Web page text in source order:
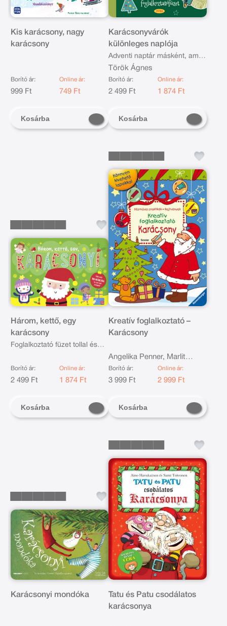
Kis karácsony, nagy
karácsony
Borító ár:
999 Ft
Online ár:
749 Ft
Kosárba
Karácsonyvárók
különleges naplója
Adventi naptár másként, amit
tudni szeretnél a
karácsonyról, és még annál is
több
Török Ágnes
Borító ár:
2 499 Ft
Online ár:
1 874 Ft
Kosárba
Három, kettő, egy
karácsony
Foglalkoztató füzet tollal és
Borító ár:
2 499 Ft
Online ár:
1 874 Ft
Kosárba
Kreatív foglalkoztató –
Karácsony
Angelika Penner, Marlit
Peikert, Thilo Pustlauk
Borító ár:
3 999 Ft
Online ár:
2 999 Ft
Kosárba
Karácsonyi mondóka
Tatu és Patu csodálatos
karácsonya